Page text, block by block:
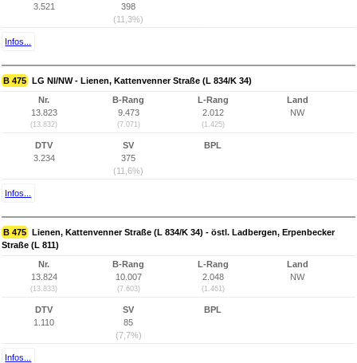
3.521
398
(11,3%)
Infos...
B 475 LG NI/NW - Lienen, Kattenvenner Straße (L 834/K 34)
Nr.
13.823
(13.832)
B-Rang
9.473
(7.071)
L-Rang
2.012
(1.425)
Land
NW
DTV
3.234
SV
375
(11,6%)
BPL
Infos...
B 475 Lienen, Kattenvenner Straße (L 834/K 34) - östl. Ladbergen, Erpenbecker
Straße (L 811)
Nr.
13.824
(13.833)
B-Rang
10.007
(7.603)
L-Rang
2.048
(1.461)
Land
NW
DTV
1.110
SV
85
(7,7%)
BPL
Infos...